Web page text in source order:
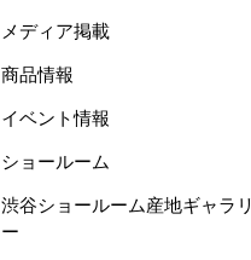
メディア掲載
商品情報
イベント情報
ショールーム
渋谷ショールーム産地ギャラリ
ー